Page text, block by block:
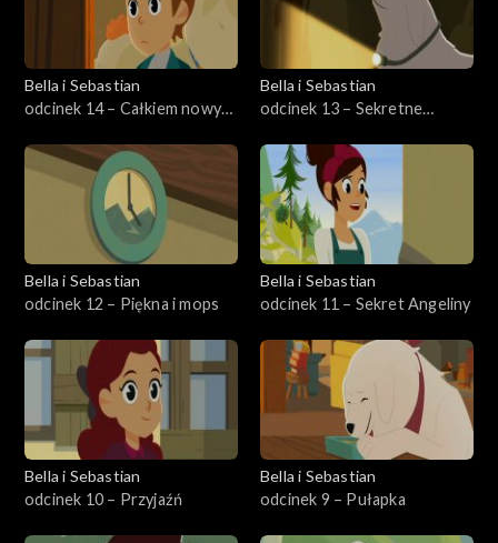
Bella i Sebastian
odcinek 14 – Całkiem nowy
Bella i Sebastian
odcinek 13 – Sekretne
Bella i Sebastian
odcinek 12 – Piękna i mops
Bella i Sebastian
odcinek 11 – Sekret Angeliny
Bella i Sebastian
odcinek 10 – Przyjaźń
Bella i Sebastian
odcinek 9 – Pułapka